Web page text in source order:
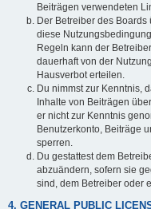
Beiträgen verwendeten
Der Betreiber des Boards
diese
Regeln kann der
dauerhaft von der
Hausverbot erteilen.
Du nimmst zur Kenntnis,
Inhalte von Beiträgen
er nicht zur Kenntnis
Benutzerkonto, Beiträge
sperren.
Du gestattest dem
abzuändern, sofern sie
sind, dem Betreiber oder
4. GENERAL PUBLIC